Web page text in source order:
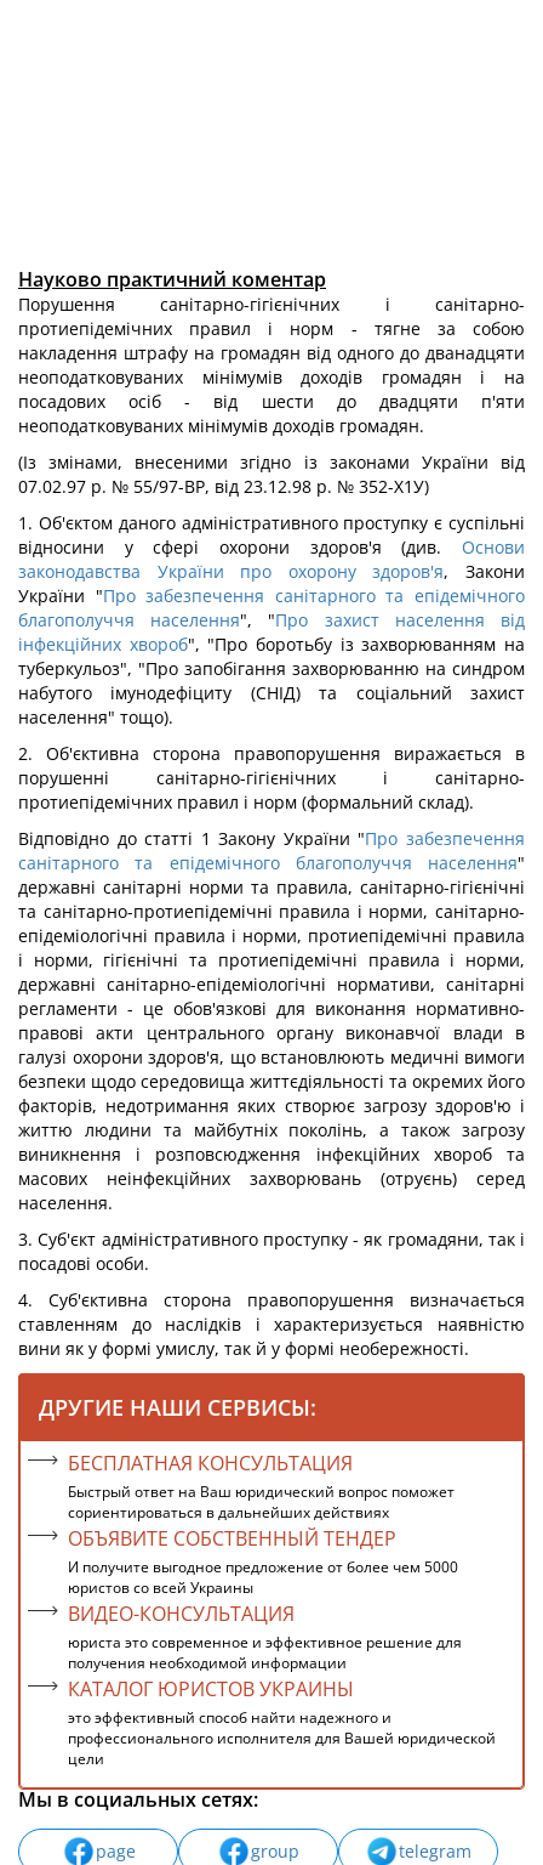
Науково практичний коментар
Порушення санітарно-гігієнічних і санітарно-
протиепідемічних правил і норм - тягне за собою
накладення штрафу на громадян від одного до дванадцяти
неоподатковуваних мінімумів доходів громадян і на
посадових осіб - від шести до двадцяти п'яти
неоподатковуваних мінімумів доходів громадян.
(Із змінами, внесеними згідно із законами України від
07.02.97 р. № 55/97-ВР, від 23.12.98 р. № 352-Х1У)
1. Об'єктом даного адміністративного проступку є суспільні
відносини у сфері охорони здоров'я (див. Основи
законодавства України про охорону здоров'я, Закони
України "Про забезпечення санітарного та епідемічного
благополуччя населення", "Про захист населення від
інфекційних хвороб", "Про боротьбу із захворюванням на
туберкульоз", "Про запобігання захворюванню на синдром
набутого імунодефіциту (СНІД) та соціальний захист
населення" тощо).
2. Об'єктивна сторона правопорушення виражається в
порушенні санітарно-гігієнічних і санітарно-
протиепідемічних правил і норм (формальний склад).
Відповідно до статті 1 Закону України "Про забезпечення
санітарного та епідемічного благополуччя населення"
державні санітарні норми та правила, санітарно-гігієнічні
та санітарно-протиепідемічні правила і норми, санітарно-
епідеміологічні правила і норми, протиепідемічні правила
і норми, гігієнічні та протиепідемічні правила і норми,
державні санітарно-епідеміологічні нормативи, санітарні
регламенти - це обов'язкові для виконання нормативно-
правові акти центрального органу виконавчої влади в
галузі охорони здоров'я, що встановлюють медичні вимоги
безпеки щодо середовища життєдіяльності та окремих його
факторів, недотримання яких створює загрозу здоров'ю і
життю людини та майбутніх поколінь, а також загрозу
виникнення і розповсюдження інфекційних хвороб та
масових неінфекційних захворювань (отруєнь) серед
населення.
3. Суб'єкт адміністративного проступку - як громадяни, так і
посадові особи.
4. Суб'єктивна сторона правопорушення визначається
ставленням до наслідків і характеризується наявністю
вини як у формі умислу, так й у формі необережності.
ДРУГИЕ НАШИ СЕРВИСЫ:
БЕСПЛАТНАЯ КОНСУЛЬТАЦИЯ
Быстрый ответ на Ваш юридический вопрос поможет
сориентироваться в дальнейших действиях
ОБЪЯВИТЕ СОБСТВЕННЫЙ ТЕНДЕР
И получите выгодное предложение от более чем 5000
юристов со всей Украины
ВИДЕО-КОНСУЛЬТАЦИЯ
юриста это современное и эффективное решение для
получения необходимой информации
КАТАЛОГ ЮРИСТОВ УКРАИНЫ
это эффективный способ найти надежного и
профессионального исполнителя для Вашей юридической
цели
Мы в социальных сетях:
page group
telegram